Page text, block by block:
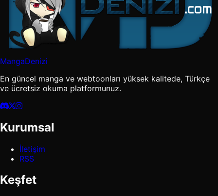
MangaDenizi
En güncel manga ve webtoonları yüksek kalitede, Türkçe
ve ücretsiz okuma platformunuz.
Kurumsal
İletişim
RSS
Keşfet